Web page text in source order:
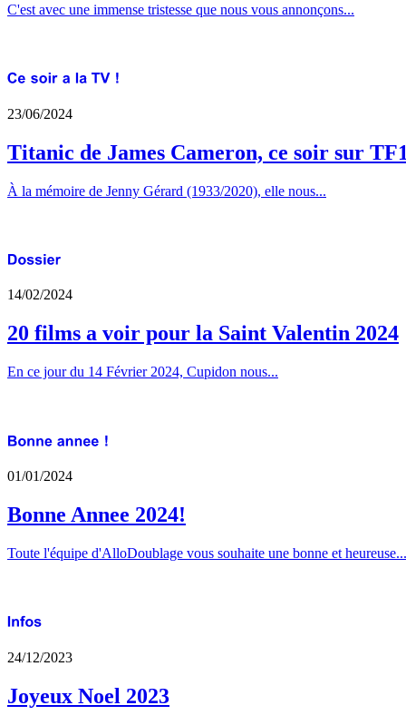
C'est avec une immense tristesse que nous vous annonçons...
23/06/2024
Titanic de James Cameron, ce soir sur
À la mémoire de Jenny Gérard (1933/2020), elle nous...
14/02/2024
20 films a voir pour la Saint Valentin 2024
En ce jour du 14 Février 2024, Cupidon nous...
01/01/2024
Bonne Annee 2024!
Toute l'équipe d'AlloDoublage vous souhaite une bonne et heureuse...
24/12/2023
Joyeux Noel 2023